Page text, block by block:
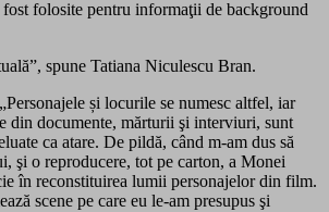
fost folosite pentru informaţii de background
spune Tatiana Niculescu Bran.
și locurile se numesc altfel, iar
din documente, mărturii şi interviuri, sunt
ca atare. De pildă, când m-am dus să
şi o reproducere, tot pe carton, a Monei
în reconstituirea lumii personajelor din film.
scene pe care eu le-am presupus şi